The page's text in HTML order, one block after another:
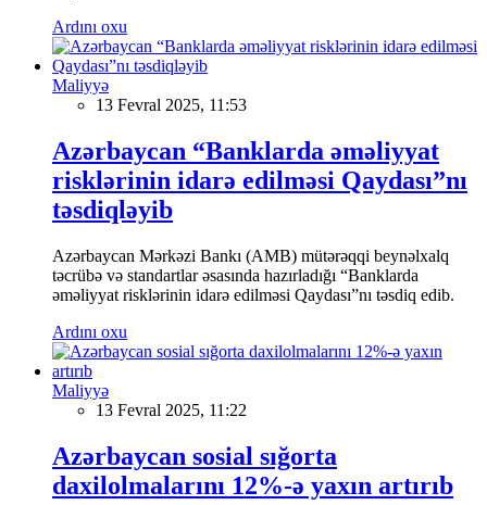
Ardını oxu
Maliyyə
13 Fevral 2025, 11:53
Azərbaycan “Banklarda əməliyyat
risklərinin idarə edilməsi Qaydası”nı
təsdiqləyib
Azərbaycan Mərkəzi Bankı (AMB) mütərəqqi beynəlxalq
təcrübə və standartlar əsasında hazırladığı “Banklarda
əməliyyat risklərinin idarə edilməsi Qaydası”nı təsdiq edib.
Ardını oxu
Maliyyə
13 Fevral 2025, 11:22
Azərbaycan sosial sığorta
daxilolmalarını 12%-ə yaxın artırıb